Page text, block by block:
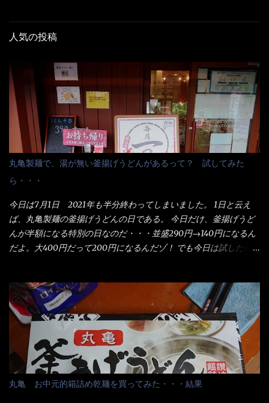
人気の投稿
丸亀製麺で、湯が無い釜揚げうどんがあるって？ 試してみた
ら・・・
今日は7月1日 2021年も半分終わってしまいました。 1日と云え
ば、丸亀製麺の釜揚げうどんの日である。 今日だけ、釜揚げうど
んが半額になる特別の日なのだ・・・並盛290円→140円になるん
だよ。大400円だって200円になるんだゾ！ でも今日は試したい
でる～ でもコレって食べきるまで湯に浸かっているわけで、最
初と最後では麺の固さというかコシが違う！ だったら湯なんか要
らないじゃん！ 茹で上げ直後の麺だけいいよ！となるでしょ
う。 事前にググって調べたら、やっぱり＜湯無し＞注文は、裏注
文方法としてあるらしい。 それと店員によっては、理解出来ない
者も居るらしい云う事。 そこでランチ混雑前に、行くのが店への
配慮でもある。 11:20 店内に入り・・・『釜揚げうどん得を湯ナ
シで！』と注文したら、近場にいたオッサン店員はキョトンとし
丸亀 お中元的箱詰め乾麺を買ってみた・・・結果